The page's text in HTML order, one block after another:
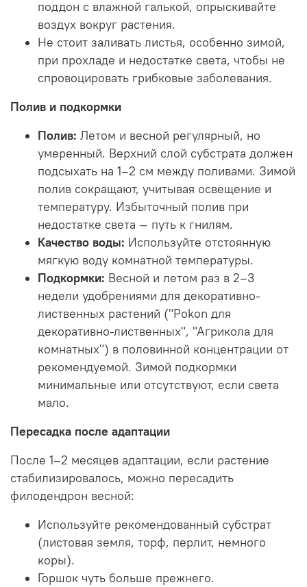
поддон с влажной галькой, опрыскивайте
воздух вокруг растения.
Не стоит заливать листья, особенно зимой,
при прохладе и недостатке света, чтобы не
спровоцировать грибковые заболевания.
Полив и подкормки
Полив: Летом и весной регулярный, но
умеренный. Верхний слой субстрата должен
подсыхать на 1–2 см между поливами. Зимой
полив сокращают, учитывая освещение и
температуру. Избыточный полив при
недостатке света — путь к гнилям.
Качество воды: Используйте отстоянную
мягкую воду комнатной температуры.
Подкормки: Весной и летом раз в 2–3
недели удобрениями для декоративно-
лиственных растений ("Pokon для
декоративно-лиственных", "Агрикола для
комнатных") в половинной концентрации от
рекомендуемой. Зимой подкормки
минимальные или отсутствуют, если света
мало.
Пересадка после адаптации
После 1–2 месяцев адаптации, если растение
стабилизировалось, можно пересадить
филодендрон весной:
Используйте рекомендованный субстрат
(листовая земля, торф, перлит, немного
коры).
Горшок чуть больше прежнего.